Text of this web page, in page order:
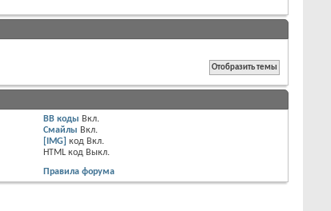
BB коды Вкл.
Смайлы Вкл.
[IMG] код Вкл.
HTML код Выкл.
Правила форума